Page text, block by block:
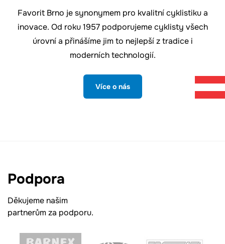
Favorit Brno je synonymem pro kvalitní cyklistiku a
inovace. Od roku 1957 podporujeme cyklisty všech
úrovní a přinášíme jim to nejlepší z tradice i
moderních technologií.
Více o nás
Podpora
Děkujeme našim
partnerům za podporu.